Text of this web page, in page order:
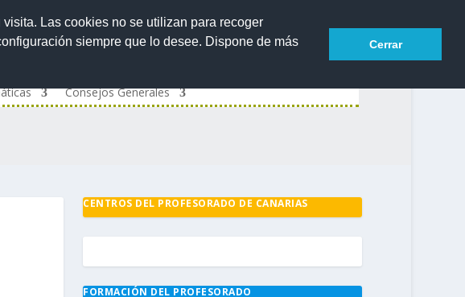
Las cookies no se utilizan para recoger
siempre que lo desee. Dispone de más
Cerrar
Consejos Generales
CENTROS DEL PROFESORADO DE CANARIAS
FORMACIÓN DEL PROFESORADO